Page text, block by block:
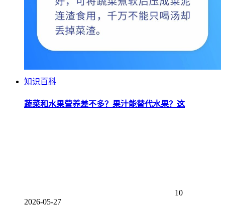
知识百科
蔬菜和水果营养差不多？果汁能替代水果？这
10
2026-05-27